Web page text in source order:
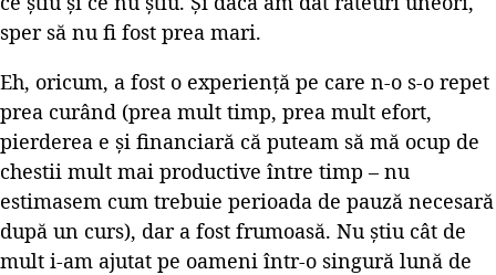
sper să nu fi fost prea mari.
Eh, oricum, a fost o experiență pe care n-o s-o repet
prea curând (prea mult timp, prea mult efort,
pierderea e și financiară că puteam să mă ocup de
chestii mult mai productive între timp – nu
estimasem cum trebuie perioada de pauză necesară
după un curs), dar a fost frumoasă. Nu știu cât de
mult i-am ajutat pe oameni într-o singură lună de